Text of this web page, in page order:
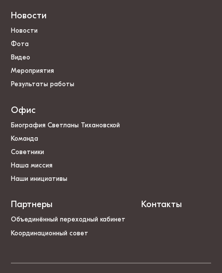
Новости
Новости
Фота
Видео
Мероприятия
Результаты работы
Офис
Биография Светланы Тихановской
Команда
Советники
Наша миссия
Наши инициативы
Партнеры
Объединённый переходный кабинет
Координационный совет
Контакты